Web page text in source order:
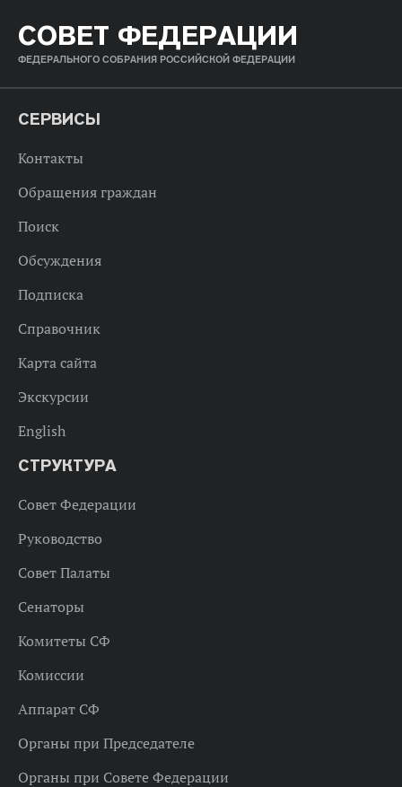
СОВЕТ ФЕДЕРАЦИИ
ФЕДЕРАЛЬНОГО СОБРАНИЯ РОССИЙСКОЙ ФЕДЕРАЦИИ
СЕРВИСЫ
Контакты
Обращения граждан
Поиск
Обсуждения
Подписка
Справочник
Карта сайта
Экскурсии
English
СТРУКТУРА
Совет Федерации
Руководство
Совет Палаты
Сенаторы
Комитеты СФ
Комиссии
Аппарат СФ
Органы при Председателе
Органы при Совете Федерации